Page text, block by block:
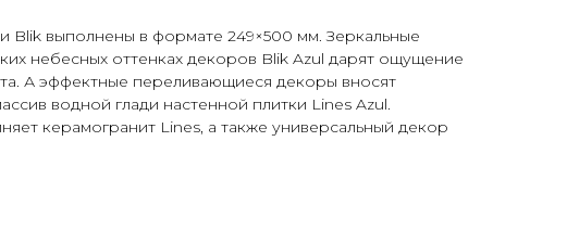
Blik выполнены в формате 249×500 мм. Зеркальные
небесных оттенках декоров Blik Azul дарят ощущение
А эффектные переливающиеся декоры вносят
водной глади настенной плитки Lines Azul.
керамогранит Lines, а также универсальный декор